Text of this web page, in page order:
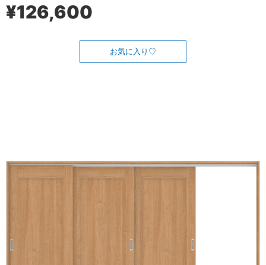
¥126,600
お気に入り